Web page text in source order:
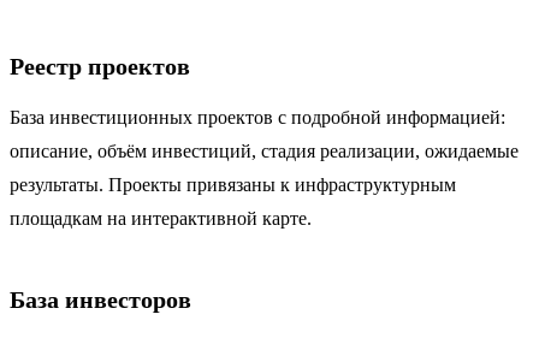
Реестр проектов
База инвестиционных проектов с подробной информацией:
описание, объём инвестиций, стадия реализации, ожидаемые
результаты. Проекты привязаны к инфраструктурным
площадкам на интерактивной карте.
База инвесторов